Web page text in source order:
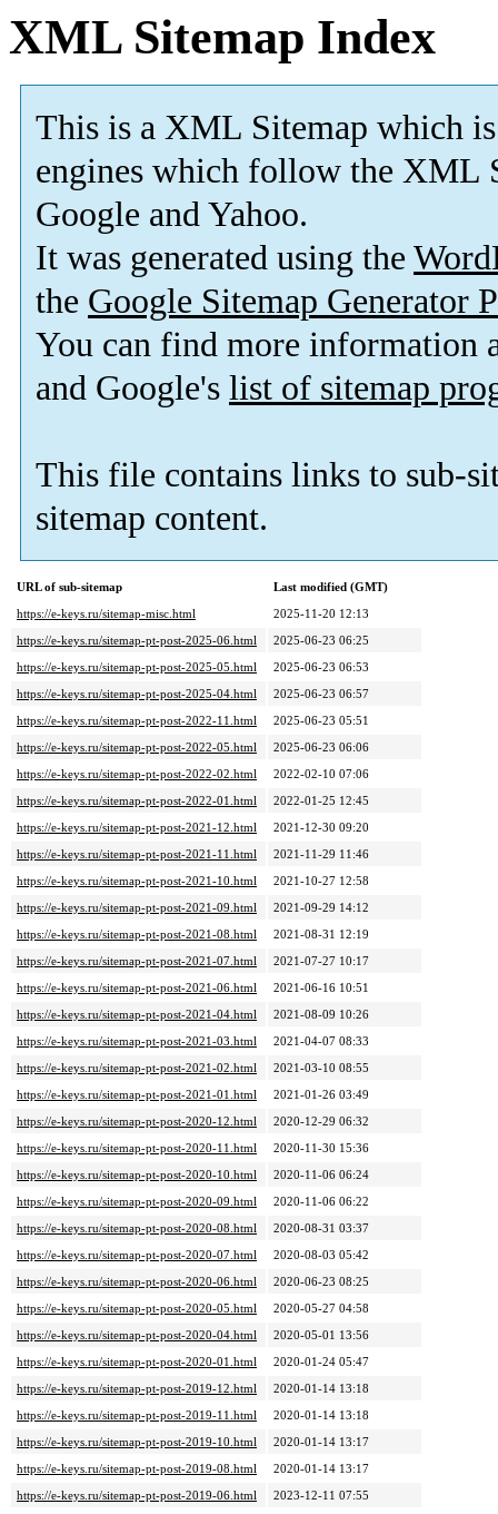
XML Sitemap Index
This is a XML Sitemap which is
engines which follow the XML
Google and Yahoo.
It was generated using the
the Google Sitemap Generator
You can find more information
and Google's list of sitemap
This file contains links to sub-
sitemap content.
URL of sub-sitemap
Last modified (GMT)
https://e-keys.ru/sitemap-misc.html
2025-11-20 12:13
https://e-keys.ru/sitemap-pt-post-2025-06.html
2025-06-23 06:25
https://e-keys.ru/sitemap-pt-post-2025-05.html
2025-06-23 06:53
https://e-keys.ru/sitemap-pt-post-2025-04.html
2025-06-23 06:57
https://e-keys.ru/sitemap-pt-post-2022-11.html
2025-06-23 05:51
https://e-keys.ru/sitemap-pt-post-2022-05.html
2025-06-23 06:06
https://e-keys.ru/sitemap-pt-post-2022-02.html
2022-02-10 07:06
https://e-keys.ru/sitemap-pt-post-2022-01.html
2022-01-25 12:45
https://e-keys.ru/sitemap-pt-post-2021-12.html
2021-12-30 09:20
https://e-keys.ru/sitemap-pt-post-2021-11.html
2021-11-29 11:46
https://e-keys.ru/sitemap-pt-post-2021-10.html
2021-10-27 12:58
https://e-keys.ru/sitemap-pt-post-2021-09.html
2021-09-29 14:12
https://e-keys.ru/sitemap-pt-post-2021-08.html
2021-08-31 12:19
https://e-keys.ru/sitemap-pt-post-2021-07.html
2021-07-27 10:17
https://e-keys.ru/sitemap-pt-post-2021-06.html
2021-06-16 10:51
https://e-keys.ru/sitemap-pt-post-2021-04.html
2021-08-09 10:26
https://e-keys.ru/sitemap-pt-post-2021-03.html
2021-04-07 08:33
https://e-keys.ru/sitemap-pt-post-2021-02.html
2021-03-10 08:55
https://e-keys.ru/sitemap-pt-post-2021-01.html
2021-01-26 03:49
https://e-keys.ru/sitemap-pt-post-2020-12.html
2020-12-29 06:32
https://e-keys.ru/sitemap-pt-post-2020-11.html
2020-11-30 15:36
https://e-keys.ru/sitemap-pt-post-2020-10.html
2020-11-06 06:24
https://e-keys.ru/sitemap-pt-post-2020-09.html
2020-11-06 06:22
https://e-keys.ru/sitemap-pt-post-2020-08.html
2020-08-31 03:37
https://e-keys.ru/sitemap-pt-post-2020-07.html
2020-08-03 05:42
https://e-keys.ru/sitemap-pt-post-2020-06.html
2020-06-23 08:25
https://e-keys.ru/sitemap-pt-post-2020-05.html
2020-05-27 04:58
https://e-keys.ru/sitemap-pt-post-2020-04.html
2020-05-01 13:56
https://e-keys.ru/sitemap-pt-post-2020-01.html
2020-01-24 05:47
https://e-keys.ru/sitemap-pt-post-2019-12.html
2020-01-14 13:18
https://e-keys.ru/sitemap-pt-post-2019-11.html
2020-01-14 13:18
https://e-keys.ru/sitemap-pt-post-2019-10.html
2020-01-14 13:17
https://e-keys.ru/sitemap-pt-post-2019-08.html
2020-01-14 13:17
https://e-keys.ru/sitemap-pt-post-2019-06.html
2023-12-11 07:55